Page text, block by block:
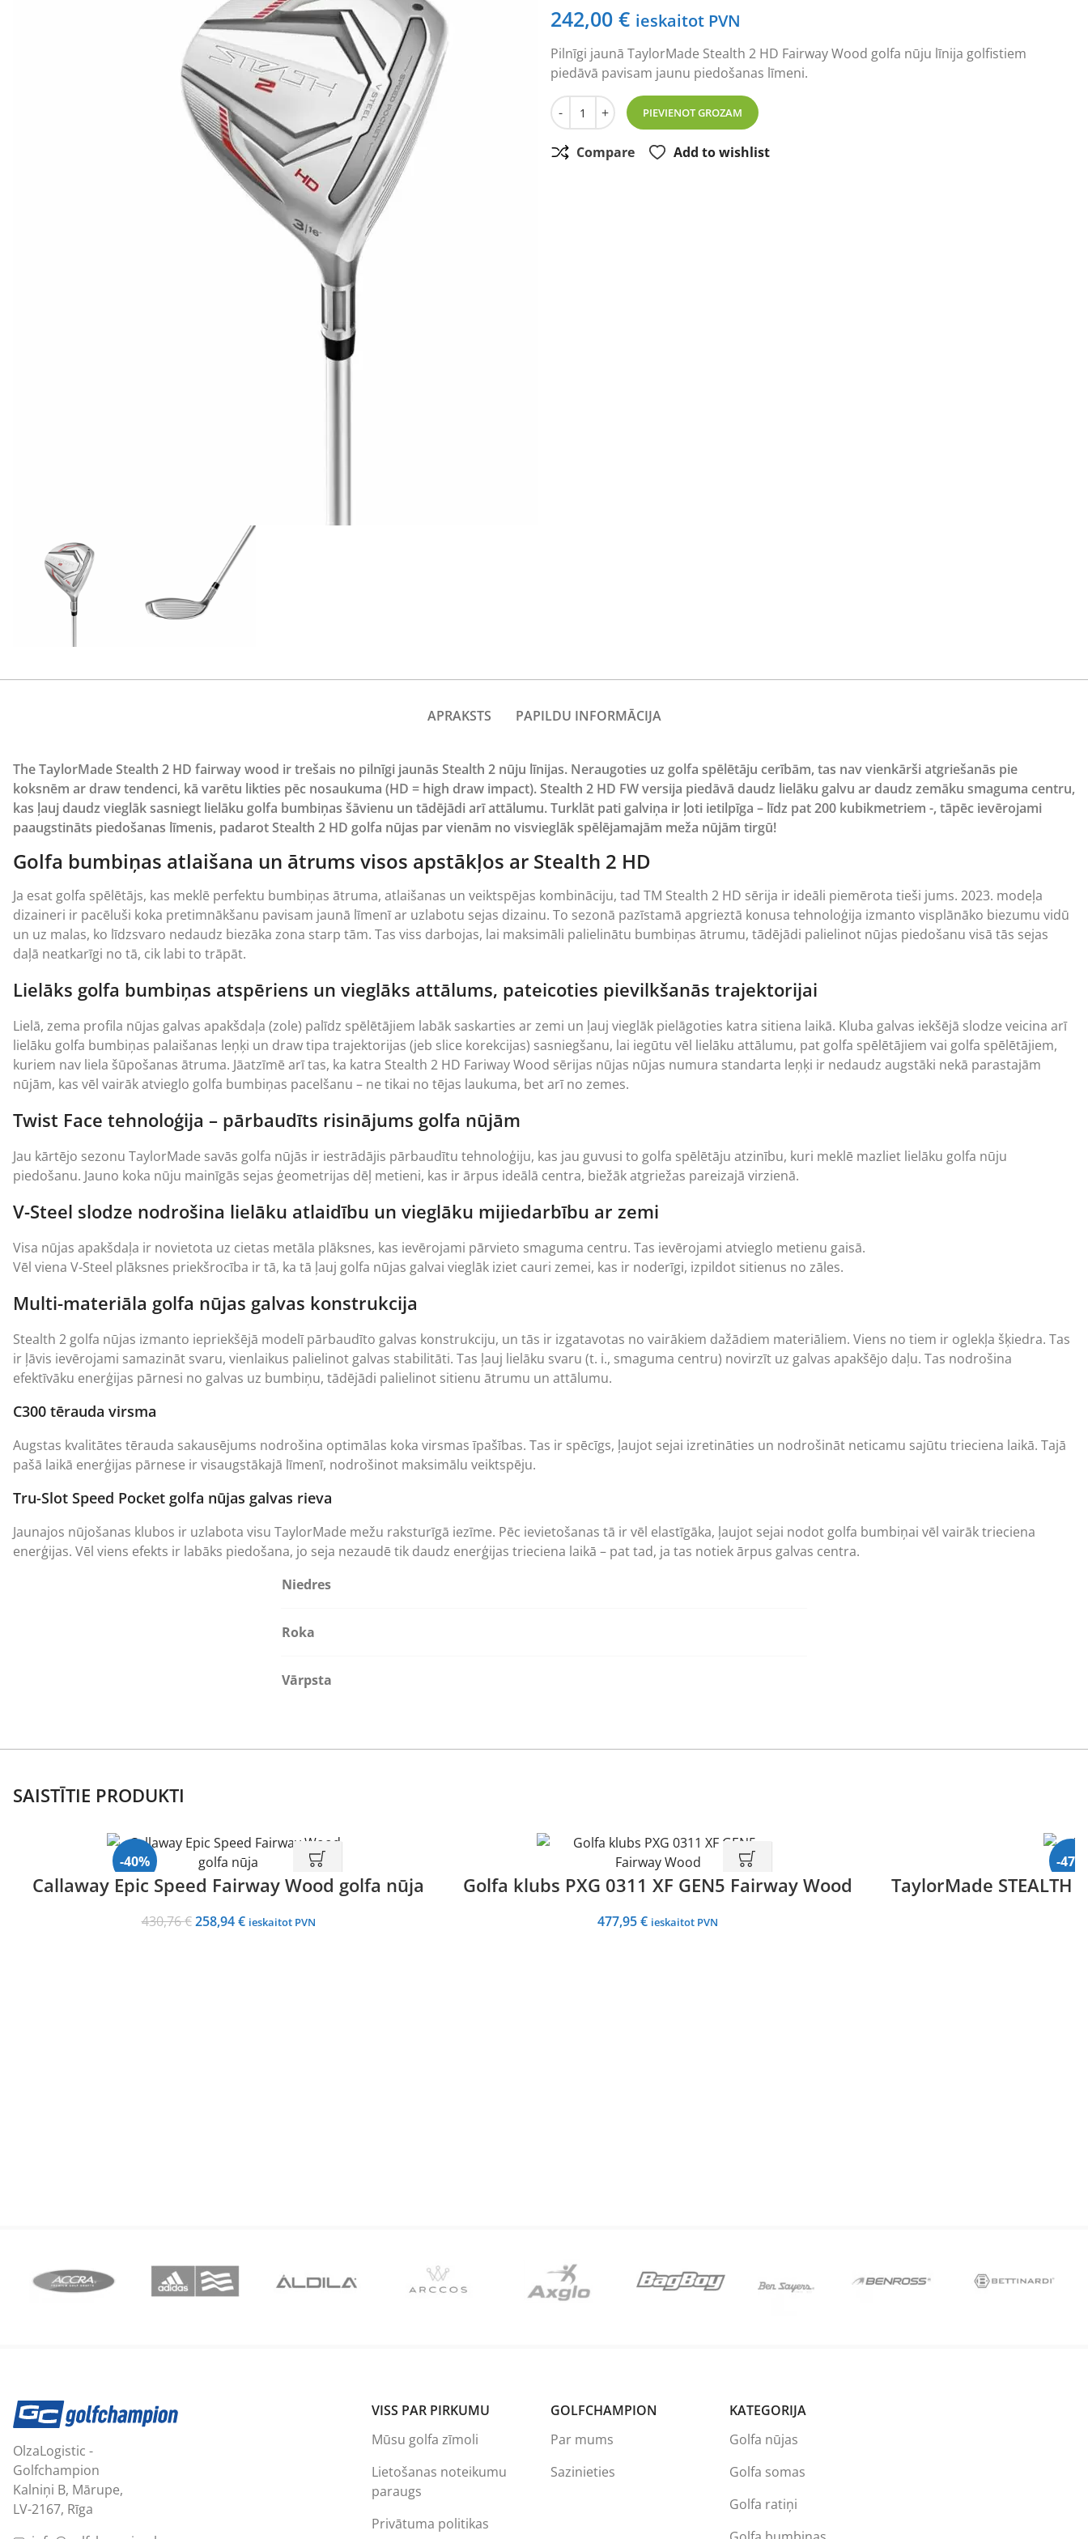
242,00 € ieskaitot PVN
Pilnīgi jaunā TaylorMade Stealth 2 HD Fairway Wood golfa nūju līnija golfistiem
piedāvā pavisam jaunu piedošanas līmeni.
-
TaylorMade STEALTH 2 HD Ladies Fairway Wood Ladies Golf Club (DEMO) daudzums
+ PIEVIENOT GROZAM
Compare Add to wishlist
APRAKSTS PAPILDU INFORMĀCIJA
The TaylorMade Stealth 2 HD fairway wood ir trešais no pilnīgi jaunās Stealth 2 nūju līnijas. Neraugoties uz golfa spēlētāju cerībām, tas nav vienkārši atgriešanās pie
koksnēm ar draw tendenci, kā varētu likties pēc nosaukuma (HD = high draw impact). Stealth 2 HD FW versija piedāvā daudz lielāku galvu ar daudz zemāku smaguma centru,
kas ļauj daudz vieglāk sasniegt lielāku golfa bumbiņas šāvienu un tādējādi arī attālumu. Turklāt pati galviņa ir ļoti ietilpīga – līdz pat 200 kubikmetriem -, tāpēc ievērojami
paaugstināts piedošanas līmenis, padarot Stealth 2 HD golfa nūjas par vienām no visvieglāk spēlējamajām meža nūjām tirgū!
Golfa bumbiņas atlaišana un ātrums visos apstākļos ar Stealth 2 HD
Ja esat golfa spēlētājs, kas meklē perfektu bumbiņas ātruma, atlaišanas un veiktspējas kombināciju, tad TM Stealth 2 HD sērija ir ideāli piemērota tieši jums. 2023. modeļa
dizaineri ir pacēluši koka pretimnākšanu pavisam jaunā līmenī ar uzlabotu sejas dizainu. To sezonā pazīstamā apgrieztā konusa tehnoloģija izmanto visplānāko biezumu vidū
un uz malas, ko līdzsvaro nedaudz biezāka zona starp tām. Tas viss darbojas, lai maksimāli palielinātu bumbiņas ātrumu, tādējādi palielinot nūjas piedošanu visā tās sejas
daļā neatkarīgi no tā, cik labi to trāpāt.
Lielāks golfa bumbiņas atspēriens un vieglāks attālums, pateicoties pievilkšanās trajektorijai
Lielā, zema profila nūjas galvas apakšdaļa (zole) palīdz spēlētājiem labāk saskarties ar zemi un ļauj vieglāk pielāgoties katra sitiena laikā. Kluba galvas iekšējā slodze veicina arī
lielāku golfa bumbiņas palaišanas leņķi un draw tipa trajektorijas (jeb slice korekcijas) sasniegšanu, lai iegūtu vēl lielāku attālumu, pat golfa spēlētājiem vai golfa spēlētājiem,
kuriem nav liela šūpošanas ātruma. Jāatzīmē arī tas, ka katra Stealth 2 HD Fariway Wood sērijas nūjas nūjas numura standarta leņķi ir nedaudz augstāki nekā parastajām
nūjām, kas vēl vairāk atvieglo golfa bumbiņas pacelšanu – ne tikai no tējas laukuma, bet arī no zemes.
Twist Face tehnoloģija – pārbaudīts risinājums golfa nūjām
Jau kārtējo sezonu TaylorMade savās golfa nūjās ir iestrādājis pārbaudītu tehnoloģiju, kas jau guvusi to golfa spēlētāju atzinību, kuri meklē mazliet lielāku golfa nūju
piedošanu. Jauno koka nūju mainīgās sejas ģeometrijas dēļ metieni, kas ir ārpus ideālā centra, biežāk atgriežas pareizajā virzienā.
V-Steel slodze nodrošina lielāku atlaidību un vieglāku mijiedarbību ar zemi
Visa nūjas apakšdaļa ir novietota uz cietas metāla plāksnes, kas ievērojami pārvieto smaguma centru. Tas ievērojami atvieglo metienu gaisā.
Vēl viena V-Steel plāksnes priekšrocība ir tā, ka tā ļauj golfa nūjas galvai vieglāk iziet cauri zemei, kas ir noderīgi, izpildot sitienus no zāles.
Multi-materiāla golfa nūjas galvas konstrukcija
Stealth 2 golfa nūjas izmanto iepriekšējā modelī pārbaudīto galvas konstrukciju, un tās ir izgatavotas no vairākiem dažādiem materiāliem. Viens no tiem ir oglekļa šķiedra. Tas
ir ļāvis ievērojami samazināt svaru, vienlaikus palielinot galvas stabilitāti. Tas ļauj lielāku svaru (t. i., smaguma centru) novirzīt uz galvas apakšējo daļu. Tas nodrošina
efektīvāku enerģijas pārnesi no galvas uz bumbiņu, tādējādi palielinot sitienu ātrumu un attālumu.
C300 tērauda virsma
Augstas kvalitātes tērauda sakausējums nodrošina optimālas koka virsmas īpašības. Tas ir spēcīgs, ļaujot sejai izretināties un nodrošināt neticamu sajūtu trieciena laikā. Tajā
pašā laikā enerģijas pārnese ir visaugstākajā līmenī, nodrošinot maksimālu veiktspēju.
Tru-Slot Speed Pocket golfa nūjas galvas rieva
Jaunajos nūjošanas klubos ir uzlabota visu TaylorMade mežu raksturīgā iezīme. Pēc ievietošanas tā ir vēl elastīgāka, ļaujot sejai nodot golfa bumbiņai vēl vairāk trieciena
enerģijas. Vēl viens efekts ir labāks piedošana, jo seja nezaudē tik daudz enerģijas trieciena laikā – pat tad, ja tas notiek ārpus galvas centra.
Niedres
Roka
Vārpsta
SAISTĪTIE PRODUKTI
-40%
Callaway Epic Speed Fairway Wood golfa nūja
430,76€ Original
258,94€Current
ieskaitot PVN
Golfa klubs PXG 0311 XF GEN5 Fairway Wood
477,95€ ieskaitot PVN
-47%
TaylorMade STEALTH
OlzaLogistic -
Golfchampion
Kalniņi B, Mārupe,
LV-2167, Rīga
VISS PAR PIRKUMU
Mūsu golfa zīmoli
Lietošanas noteikumu
paraugs
Privātuma politikas
GOLFCHAMPION
Par mums
Sazinieties
KATEGORIJA
Golfa nūjas
Golfa somas
Golfa ratiņi